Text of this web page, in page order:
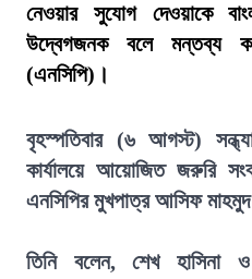
নেওয়ার সুযোগ দেওয়াকে
উদ্বেগজনক বলে মন্তব্য
(এনসিপি)।
বৃহস্পতিবার (৬ আগস্ট)
কার্যালয়ে আয়োজিত জরুরি
এনসিপির মুখপাত্র আসিফ
তিনি বলেন, শেখ হাসিনা